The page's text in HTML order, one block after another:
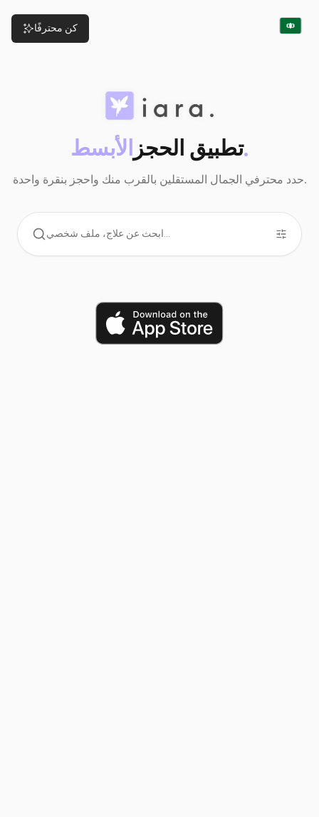
كن محترفًا
تطبيق الحجزالأبسط.
حدد محترفي الجمال المستقلين بالقرب منك واحجز بنقرة واحدة.
ابحث عن علاج، ملف شخصي...